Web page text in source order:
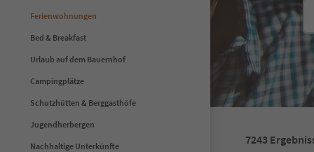
Ferienwohnungen
Bed & Breakfast
Urlaub auf dem Bauernhof
Campingplätze
Schutzhütten & Berggasthöfe
Jugendherbergen
Nachhaltige Unterkünfte 7243